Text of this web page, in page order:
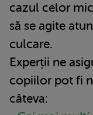
cazul celor
să se agite
culcare.
Experții ne
copiilor pot fi
câteva: